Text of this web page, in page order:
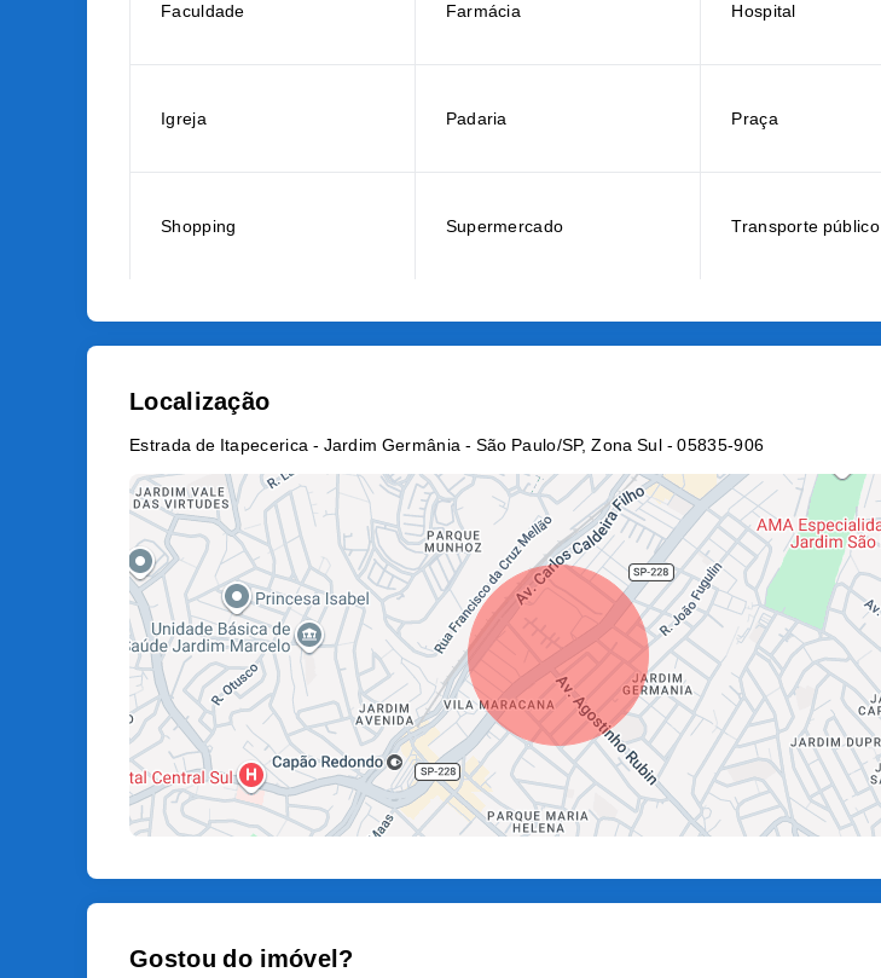
Faculdade Farmácia Hospital
Igreja Padaria Praça
Shopping Supermercado Transporte público
Localização
Estrada de Itapecerica - Jardim Germânia - São Paulo/SP, Zona Sul - 05835-906
Gostou do imóvel?